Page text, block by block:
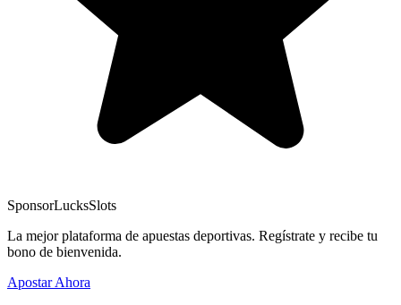
SponsorLucksSlots
La mejor plataforma de apuestas deportivas. Regístrate y recibe tu
bono de bienvenida.
Apostar Ahora